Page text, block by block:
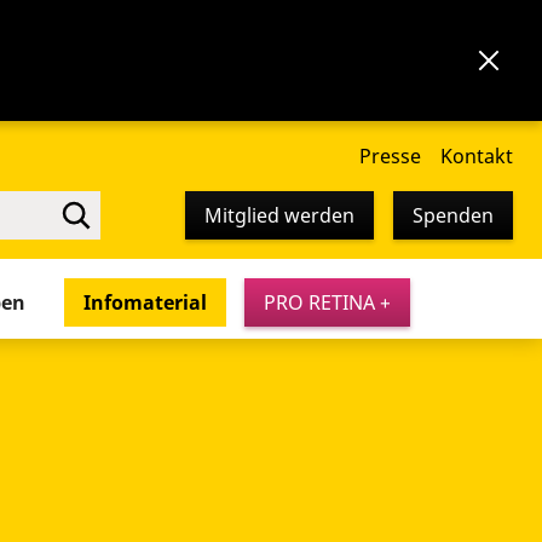
Presse Kontakt
Mitglied werden Spenden
Infomaterial PRO RETINA +